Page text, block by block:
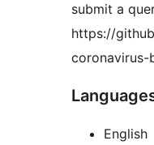
submit a
https://
coronavirus-
English